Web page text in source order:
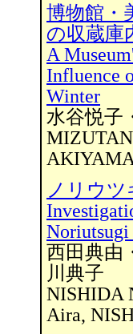
博物館・
の収蔵庫
A
Influence
Winter
水谷悦子
ノリウ
Noriutsugi
西田典由
川典子
NISHIDA
Aira,